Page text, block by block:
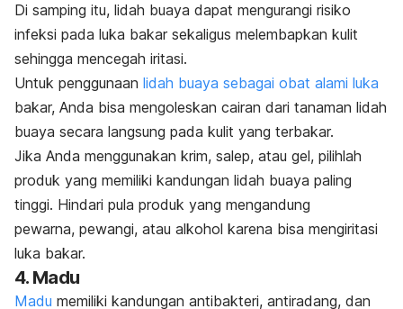
Di samping itu, lidah buaya dapat mengurangi risiko
infeksi pada luka bakar sekaligus melembapkan kulit
sehingga mencegah iritasi.
Untuk penggunaan lidah buaya sebagai obat alami luka
bakar, Anda bisa mengoleskan cairan dari tanaman lidah
buaya secara langsung pada kulit yang terbakar.
Jika Anda menggunakan krim, salep, atau gel, pilihlah
produk yang memiliki kandungan lidah buaya paling
tinggi. Hindari pula produk yang mengandung
pewarna, pewangi, atau alkohol karena bisa mengiritasi
luka bakar.
4. Madu
Madu memiliki kandungan antibakteri, antiradang, dan